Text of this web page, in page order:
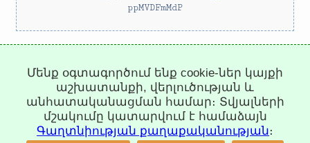
ppMVDFmMdP
t.me/trepachev_dmitry
Գաղտնիության քաղաքականություն
Կարգավորել
cookies-ները
Մենք օգտագործում ենք cookie-ներ կայքի
աշխատանքի, վերլուծության և
անհատականացման համար։ Տվյալների
մշակումը կատարվում է համաձայն
Գաղտնիության քաղաքականության։